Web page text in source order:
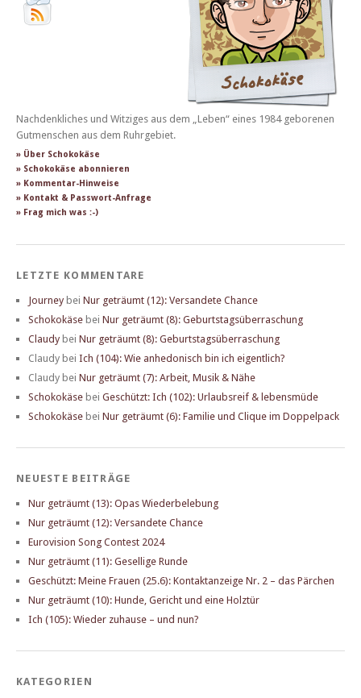
Nachdenkliches und Witziges aus dem „Leben“ eines 1984 geborenen
Gutmenschen aus dem Ruhrgebiet.
» Über Schokokäse
» Schokokäse abonnieren
» Kommentar-Hinweise
» Kontakt & Passwort-Anfrage
» Frag mich was :-)
LETZTE KOMMENTARE
Journey bei Nur geträumt (12): Versandete Chance
Schokokäse bei Nur geträumt (8): Geburtstagsüberraschung
Claudy bei Nur geträumt (8): Geburtstagsüberraschung
Claudy bei Ich (104): Wie anhedonisch bin ich eigentlich?
Claudy bei Nur geträumt (7): Arbeit, Musik & Nähe
Schokokäse bei Geschützt: Ich (102): Urlaubsreif & lebensmüde
Schokokäse bei Nur geträumt (6): Familie und Clique im Doppelpack
NEUESTE BEITRÄGE
Nur geträumt (13): Opas Wiederbelebung
Nur geträumt (12): Versandete Chance
Eurovision Song Contest 2024
Nur geträumt (11): Gesellige Runde
Geschützt: Meine Frauen (25.6): Kontaktanzeige Nr. 2 – das Pärchen
Nur geträumt (10): Hunde, Gericht und eine Holztür
Ich (105): Wieder zuhause – und nun?
KATEGORIEN